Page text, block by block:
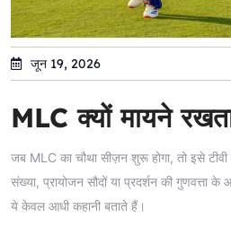
जून 19, 2026
MLC क्यों मायने
जब MLC का चौथा सीज़न शुरू होगा, तो इसे टीवी
संख्या, प्रायोजन सौदों या प्रदर्शन की गुणवत्ता
ये केवल आधी कहानी बताते हैं।